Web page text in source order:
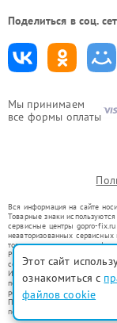
Мы принимаем
все формы оплаты
Поделиться в соц.
Вся информация на сайте
Товарные знаки
сервисные центры gopro-fix.ru
неавторизованных
товарных знаков или их
Ремонт осуществляется для
со статьей 1487 ГК РФ.
Использование товарных
потребителей в заблуждение,
ремонту техники указанных
Представленная на сайте
положениями Статьи 437(2)
Этот сайт
ознакомиться с
файлов cookie